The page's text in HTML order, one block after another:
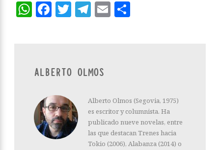
WhatsApp
Facebook
Twitter
Telegram
Email
ALBERTO OLMOS
Alberto Olmos (Segovia, 1975)
es escritor y columnista. Ha
publicado nueve novelas, entre
las que destacan Trenes hacia
Tokio (2006), Alabanza (2014) o